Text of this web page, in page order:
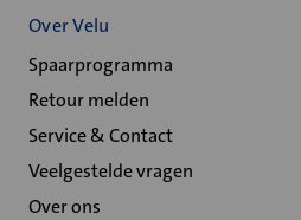
Over Velu
Spaarprogramma
Retour melden
Service & Contact
Veelgestelde vragen
Over ons